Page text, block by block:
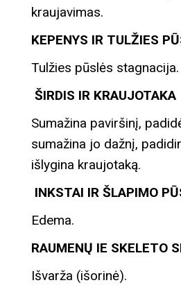
kraujavimas.
KEPENYS IR TULŽIES
Tulžies pūslės stagnacija.
ŠIRDIS IR KRAUJOTAKA
Sumažina paviršinį,
sumažina jo dažnį,
išlygina kraujotaką.
INKSTAI IR ŠLAPIMO
Edema.
RAUMENŲ IE SKELETO
Išvarža (išorinė).